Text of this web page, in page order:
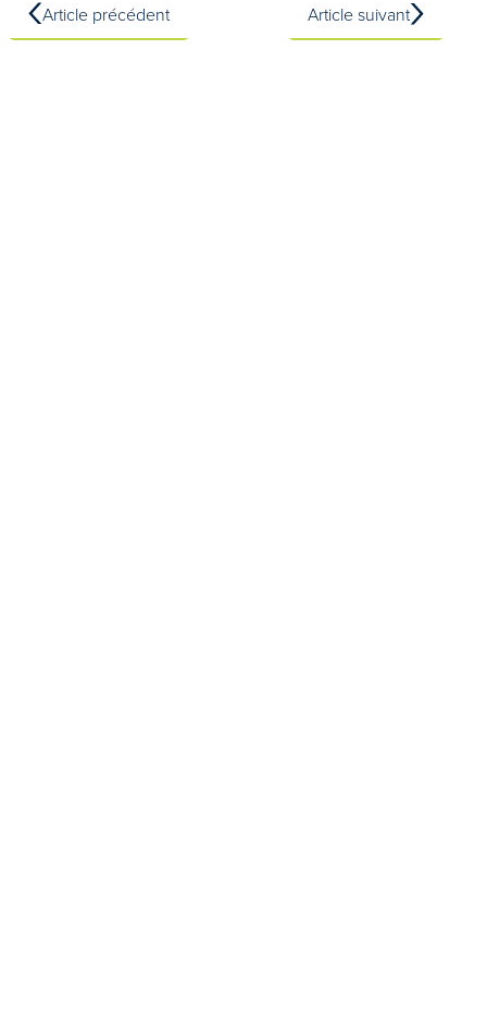
Article précédent Article suivant